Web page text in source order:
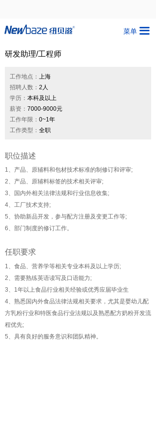
菜单 끀
研发助理/工程师
工作地点： 上海
招聘人数： 2人
学历： 本科及以上
薪资： 7000-9000元
工作年限： 0~1年
工作类型： 全职
1、产品、原辅料和包材技术标准的制修订和评审;
2、产品、原辅料标签的技术相关评审;
3、国内外相关法律法规和行业信息收集;
4、工厂技术支持;
5、协助新品开发，参与配方注册及变更工作等;
6、部门制度的修订工作。
职位描述
1、食品、营养学等相关专业本科及以上学历;
2、需要熟练英语读写及口语能力;
3、1年以上食品行业相关经验或优秀应届毕业生
4、熟悉国内外食品法律法规相关要求，尤其是婴幼儿配
方乳粉行业和特医食品行业法规以及熟悉配方奶粉开发流
程优先;
5、具有良好的服务意识和团队精神。
任职要求